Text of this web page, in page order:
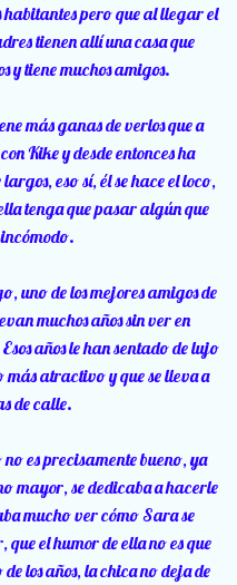
habitantes pero que al llegar el
tienen allí una casa que
y tiene muchos amigos.
más ganas de verlos que a
Kike y desde entonces ha
eso sí, él se hace el loco,
tenga que pasar algún que
uno de los mejores amigos de
muchos años sin ver en
años le han sentado de lujo
más atractivo y que se lleva a
de calle.
es precisamente bueno, ya
mayor, se dedicaba a hacerle
mucho ver cómo Sara se
el humor de ella no es que
los años, la chica no deja de